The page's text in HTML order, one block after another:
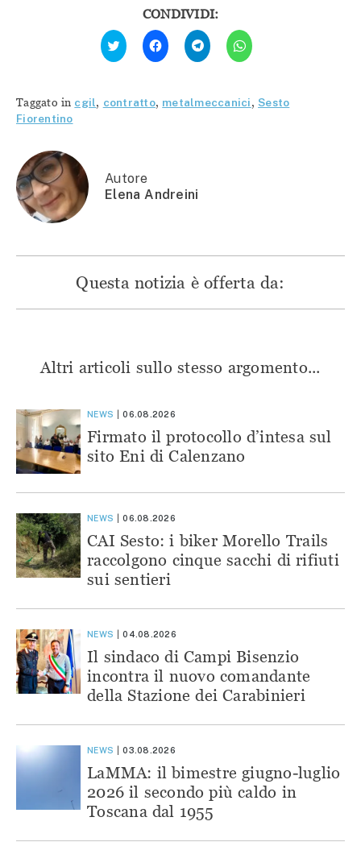
CONDIVIDI:
Fai
clic
qui
Twitter
(Si
Fai
clic
per
condividere
(Si
apre
Fai
clic
per
condividere
(Si
apre
Fai
clic
per
(Si
apre
Taggato in cgil, contratto, metalmeccanici,Sesto
Fiorentino
Autore
Elena Andreini
Questa notizia è offerta da:
Altri articoli sullo stesso argomento...
NEWS 06.08.2026
Firmato il protocollo d’intesa sul
sito Eni di Calenzano
NEWS 06.08.2026
CAI Sesto: i biker Morello Trails
raccolgono cinque sacchi di rifiuti
sui sentieri
NEWS 04.08.2026
Il sindaco di Campi Bisenzio
incontra il nuovo comandante
della Stazione dei Carabinieri
NEWS 03.08.2026
LaMMA: il bimestre giugno-luglio
2026 il secondo più caldo in
Toscana dal 1955